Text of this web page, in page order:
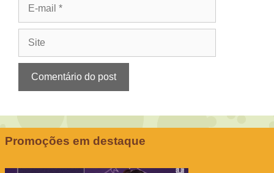
Promoções em destaque